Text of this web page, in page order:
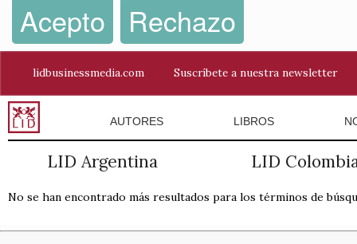
Acepto Rechazo
lidbusinessmedia.com Suscríbete a nuestra newsletter
AUTORES LIBROS
LID Argentina LID
No se han encontrado más resultados para los términos de